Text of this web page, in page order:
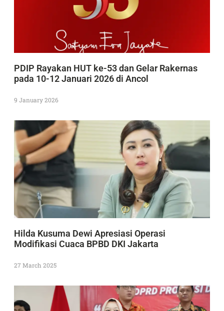
PDIP Rayakan HUT ke-53 dan Gelar Rakernas
pada 10-12 Januari 2026 di Ancol
9 January 2026
Hilda Kusuma Dewi Apresiasi Operasi
Modifikasi Cuaca BPBD DKI Jakarta
27 March 2025